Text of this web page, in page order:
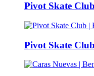
Pivot Skate
Pivot Skate